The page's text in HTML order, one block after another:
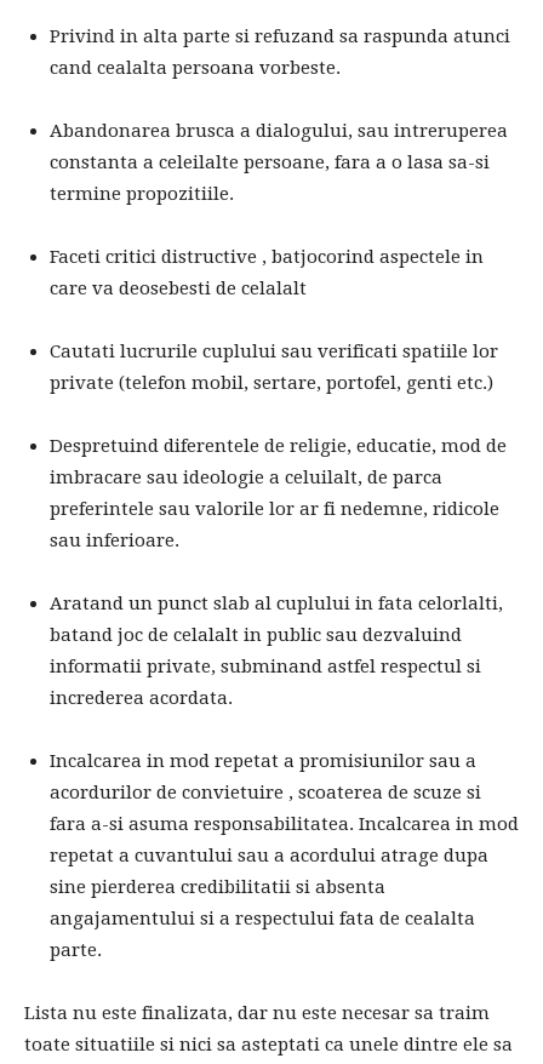
Privind in alta parte si refuzand sa raspunda atunci
cand cealalta persoana vorbeste.
Abandonarea brusca a dialogului, sau intreruperea
constanta a celeilalte persoane, fara a o lasa sa-si
termine propozitiile.
Faceti critici distructive , batjocorind aspectele in
care va deosebesti de celalalt
Cautati lucrurile cuplului sau verificati spatiile lor
private (telefon mobil, sertare, portofel, genti etc.)
Despretuind diferentele de religie, educatie, mod de
imbracare sau ideologie a celuilalt, de parca
preferintele sau valorile lor ar fi nedemne, ridicole
sau inferioare.
Aratand un punct slab al cuplului in fata celorlalti,
batand joc de celalalt in public sau dezvaluind
informatii private, subminand astfel respectul si
increderea acordata.
Incalcarea in mod repetat a promisiunilor sau a
acordurilor de convietuire , scoaterea de scuze si
fara a-si asuma responsabilitatea. Incalcarea in mod
repetat a cuvantului sau a acordului atrage dupa
sine pierderea credibilitatii si absenta
angajamentului si a respectului fata de cealalta
parte.
Lista nu este finalizata, dar nu este necesar sa traim
toate situatiile si nici sa asteptati ca unele dintre ele sa